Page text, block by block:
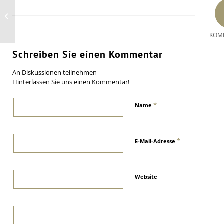
Schreiben Sie einen Kommentar
An Diskussionen teilnehmen
Hinterlassen Sie uns einen Kommentar!
Name *
E-Mail-Adresse *
Website